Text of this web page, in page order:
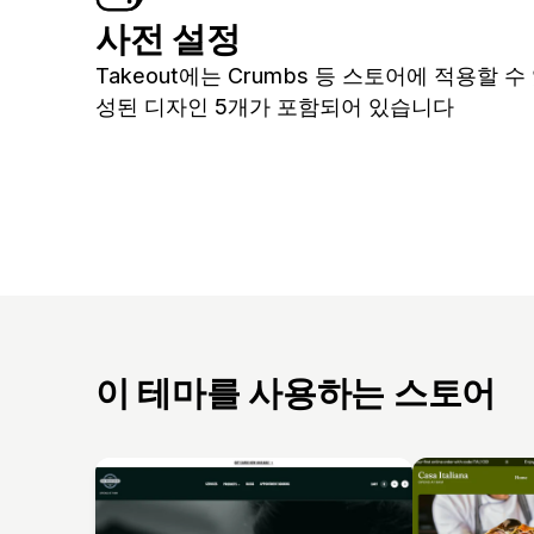
사전 설정
Takeout에는 Crumbs 등 스토어에 적용할 수
성된 디자인 5개가 포함되어 있습니다
이 테마를 사용하는 스토어